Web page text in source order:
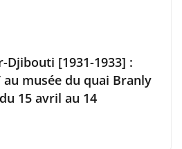
Djibouti [1931-1933] :
au musée du quai Branly
15 avril au 14